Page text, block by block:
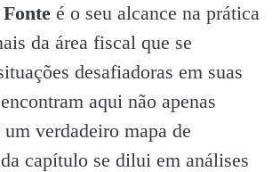
é o seu alcance na prática
da área fiscal que se
desafiadoras em suas
aqui não apenas
um verdadeiro mapa de
capítulo se dilui em análises